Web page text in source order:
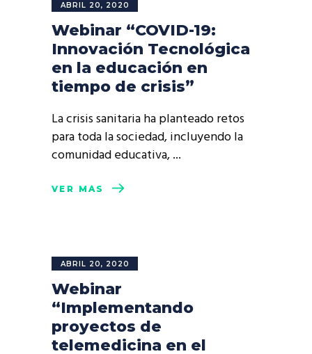
ABRIL 20, 2020
Webinar “COVID-19:
Innovación Tecnológica
en la educación en
tiempo de crisis”
La crisis sanitaria ha planteado retos
para toda la sociedad, incluyendo la
comunidad educativa,
VER MÁS
ABRIL 20, 2020
Webinar
“Implementando
proyectos de
telemedicina en el